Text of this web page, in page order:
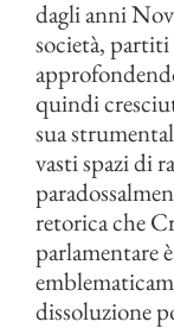
dagli anni
società,
quindi
sua
vasti spazi di
retorica che
parlamentare
dissoluzione